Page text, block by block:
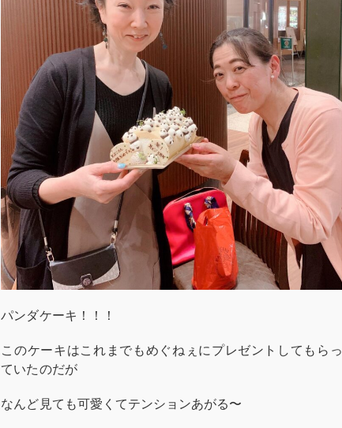
パンダケーキ！！！
このケーキはこれまでもめぐねぇにプレゼントしてもらっ
ていたのだが
なんど見ても可愛くてテンションあがる〜